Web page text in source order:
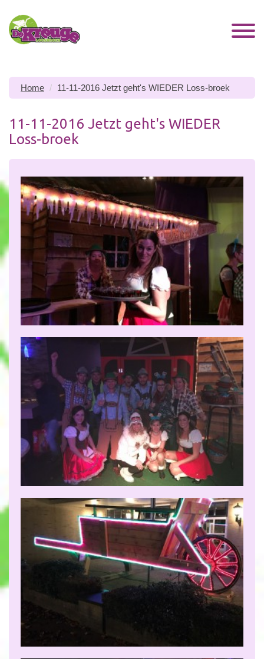
Home 11-11-2016 Jetzt geht's WIEDER Loss-broek
11-11-2016 Jetzt geht's WIEDER
Loss-broek